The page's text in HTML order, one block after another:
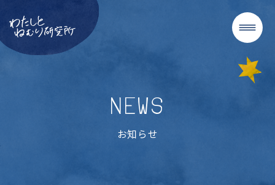
NEWS
お知らせ